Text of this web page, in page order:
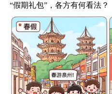
“假期礼包”，各方有何看法？